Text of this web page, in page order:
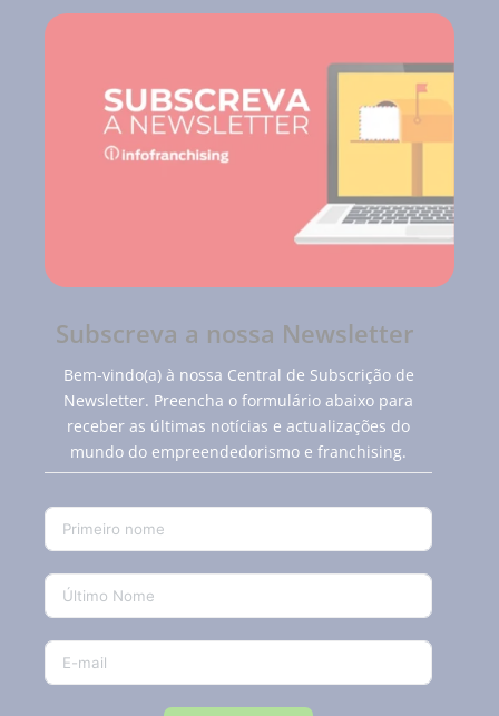
Subscreva a nossa Newsletter
Bem-vindo(a) à nossa Central de Subscrição de
Newsletter. Preencha o formulário abaixo para
receber as últimas notícias e actualizações do
mundo do empreendedorismo e franchising.